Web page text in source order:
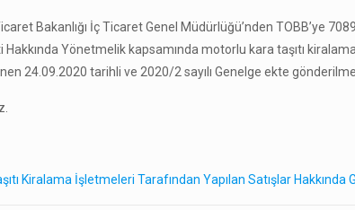
Bakanlığı İç Ticaret Genel Müdürlüğü’nden TOBB’ye
Hakkında Yönetmelik kapsamında motorlu kara taşıtı
24.09.2020 tarihli ve 2020/2 sayılı Genelge ekte
Kiralama İşletmeleri Tarafından Yapılan Satışlar Hakkında